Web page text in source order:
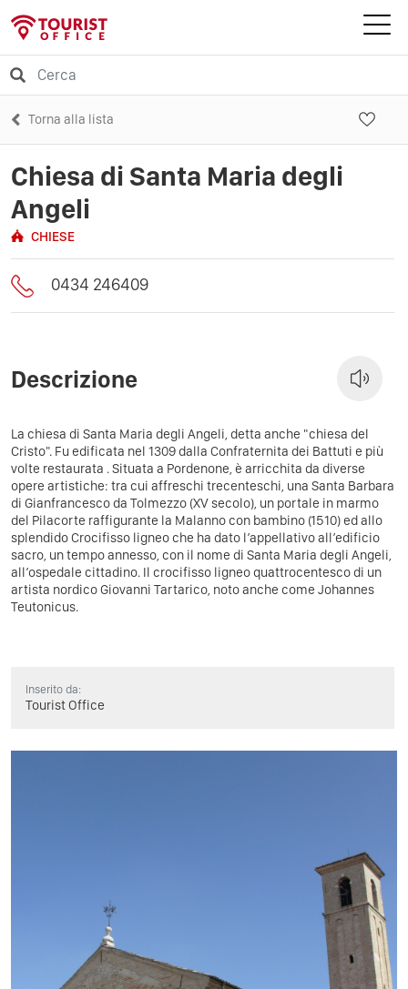
Torna alla lista
Chiesa di Santa Maria degli
Angeli
CHIESE
0434 246409
Descrizione
La chiesa di Santa Maria degli Angeli, detta anche "chiesa del
Cristo". Fu edificata nel 1309 dalla Confraternita dei Battuti e più
volte restaurata . Situata a Pordenone, è arricchita da diverse
opere artistiche: tra cui affreschi trecenteschi, una Santa Barbara
di Gianfrancesco da Tolmezzo (XV secolo), un portale in marmo
del Pilacorte raffigurante la Malanno con bambino (1510) ed allo
splendido Crocifisso ligneo che ha dato l’appellativo all’edificio
sacro, un tempo annesso, con il nome di Santa Maria degli Angeli,
all’ospedale cittadino. Il crocifisso ligneo quattrocentesco di un
artista nordico Giovanni Tartarico, noto anche come Johannes
Teutonicus.
Inserito da:
Tourist Office